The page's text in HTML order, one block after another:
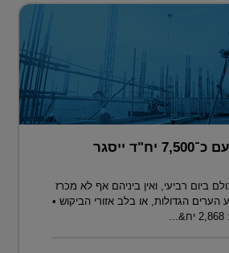
"גל" מכרזים עם כ־7,500 יח"ד ייסגר
כולם ביום רביעי, ואין ביניהם אף לא מכרז
הגדולות, או בלב אזורי הביקוש •